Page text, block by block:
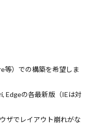
等）での構築を希望しま
Edgeの各最新版（IEは対
ザでレイアウト崩れがな